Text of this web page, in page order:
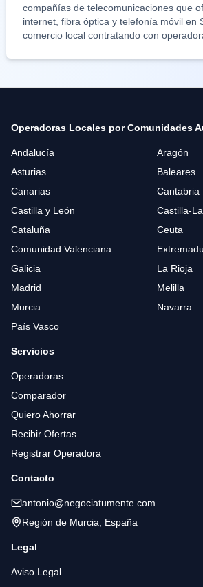
compañías de telecomunicaciones que
internet, fibra óptica y telefonía móvil en
comercio local contratando con
Operadoras Locales por Comunidades
Andalucía
Aragón
Asturias
Baleares
Canarias
Cantabria
Castilla y León
Castilla-
Cataluña
Ceuta
Comunidad Valenciana
Galicia
La Rioja
Madrid
Melilla
Murcia
Navarra
País Vasco
Servicios
Operadoras
Comparador
Quiero Ahorrar
Recibir Ofertas
Registrar Operadora
Contacto
antonio@negociatumente.com
Región de Murcia, España
Legal
Aviso Legal